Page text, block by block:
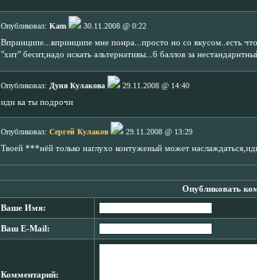
Опубликовал: Kam
30.11.2008 @ 0:22
Впринципе...впринципе мне понра...просто но со вкусом..есть
"хит" бесит,надо искать альтернативы...6 баллов за
Опубликовал: Дуня Кулакова
29.11.2008 @ 14:40
иди ка ты подрочи
Опубликовал: Сергей Кулаков
29.11.2008 @ 13:29
Твоей ***нёй только наглухо контуженый может
Опубликовать
Ваше Имя:
Ваш E-Mail:
Комментарий: